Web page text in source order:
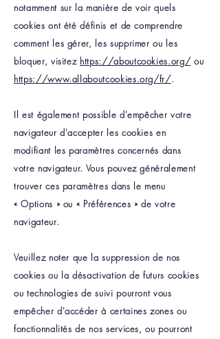
notamment sur la manière de voir quels
cookies ont été définis et de comprendre
comment les gérer, les supprimer ou les
bloquer, visitez https://aboutcookies.org/ou
https://www.allaboutcookies.org/fr/.
Il est également possible d'empêcher votre
navigateur d'accepter les cookies en
modifiant les paramètres concernés dans
votre navigateur. Vous pouvez généralement
trouver ces paramètres dans le menu
« Options » ou « Préférences » de votre
navigateur.
Veuillez noter que la suppression de nos
cookies ou la désactivation de futurs cookies
ou technologies de suivi pourront vous
empêcher d'accéder à certaines zones ou
fonctionnalités de nos services, ou pourront